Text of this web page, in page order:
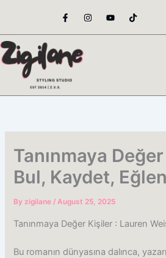
content
F
a
e
o
o
-
I
n
t
Y
o
t
T
i
t
Tanınmaya Değer
Bul, Kaydet, Eğlen
Byzigilane/August 25, 2025
Tanınmaya Değer Kişiler : Lauren
Bu romanın dünyasına dalınca,